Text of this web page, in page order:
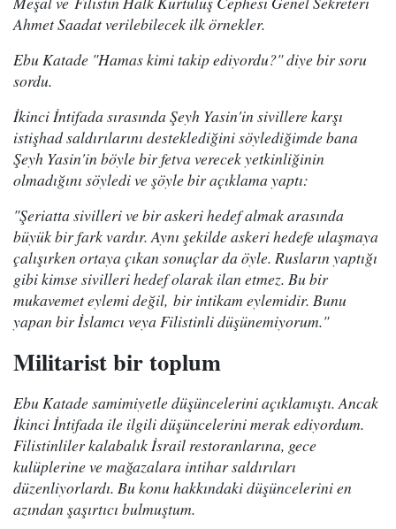
Ahmet Saadat verilebilecek ilk örnekler.
Ebu Katade "Hamas kimi takip ediyordu?" diye bir soru
sordu.
İkinci İntifada sırasında Şeyh Yasin'in sivillere karşı
istişhad saldırılarını desteklediğini söylediğimde bana
Şeyh Yasin'in böyle bir fetva verecek yetkinliğinin
olmadığını söyledi ve şöyle bir açıklama yaptı:
"Şeriatta sivilleri ve bir askeri hedef almak arasında
büyük bir fark vardır. Aynı şekilde askeri hedefe ulaşmaya
çalışırken ortaya çıkan sonuçlar da öyle. Rusların yaptığı
gibi kimse sivilleri hedef olarak ilan etmez. Bu bir
mukavemet eylemi değil, bir intikam eylemidir. Bunu
yapan bir İslamcı veya Filistinli düşünemiyorum."
Militarist bir toplum
Ebu Katade samimiyetle düşüncelerini açıklamıştı. Ancak
İkinci İntifada ile ilgili düşüncelerini merak ediyordum.
Filistinliler kalabalık İsrail restoranlarına, gece
kulüplerine ve mağazalara intihar saldırıları
düzenliyorlardı. Bu konu hakkındaki düşüncelerini en
azından şaşırtıcı bulmuştum.